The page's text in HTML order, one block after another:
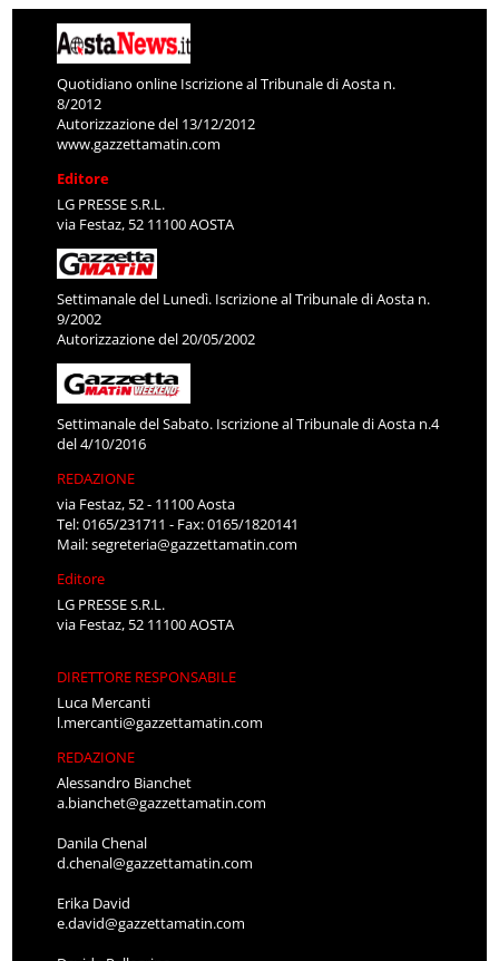
Quotidiano online Iscrizione al Tribunale di Aosta n.
8/2012
Autorizzazione del 13/12/2012
www.gazzettamatin.com
Editore
LG PRESSE S.R.L.
via Festaz, 52 11100 AOSTA
Settimanale del Lunedì. Iscrizione al Tribunale di Aosta n.
9/2002
Autorizzazione del 20/05/2002
Settimanale del Sabato. Iscrizione al Tribunale di Aosta n.4
del 4/10/2016
REDAZIONE
via Festaz, 52 - 11100 Aosta
Tel: 0165/231711 - Fax: 0165/1820141
Mail:segreteria@gazzettamatin.com
Editore
LG PRESSE S.R.L.
via Festaz, 52 11100 AOSTA
DIRETTORE RESPONSABILE
Luca Mercanti
l.mercanti@gazzettamatin.com
REDAZIONE
Alessandro Bianchet
a.bianchet@gazzettamatin.com
Danila Chenal
d.chenal@gazzettamatin.com
Erika David
e.david@gazzettamatin.com